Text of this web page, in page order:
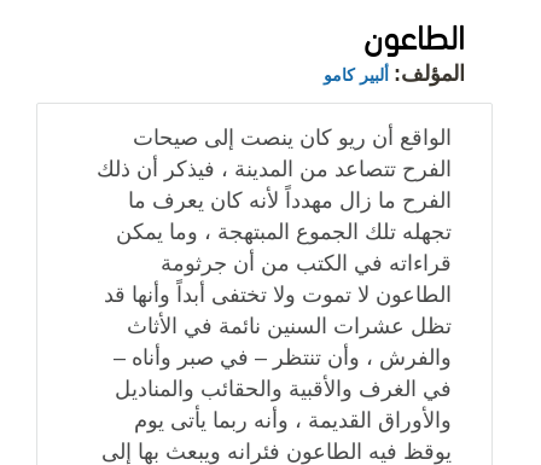
الطاعون
المؤلف: ألبير كامو
الواقع أن ريو كان ينصت إلى صيحات
الفرح تتصاعد من المدينة ، فيذكر أن ذلك
الفرح ما زال مهدداً لأنه كان يعرف ما
تجهله تلك الجموع المبتهجة ، وما يمكن
قراءاته في الكتب من أن جرثومة
الطاعون لا تموت ولا تختفى أبداً وأنها قد
تظل عشرات السنين نائمة في الأثاث
والفرش ، وأن تنتظر – في صبر وأناه –
في الغرف والأقبية والحقائب والمناديل
والأوراق القديمة ، وأنه ربما يأتى يوم
يوقظ فيه الطاعون فئرانه ويبعث بها إلى